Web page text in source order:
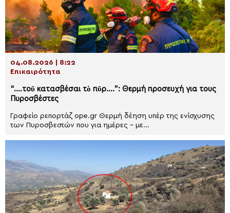
04.08.2026 | 8:22
Επικαιρότητα
“….τοῦ κατασβέσαι τὸ πῦρ….”: Θερμή προσευχή για τους
Πυροσβέστες
Γραφείο ρεπορτάζ ope.gr Θερμή δέηση υπέρ της ενίσχυσης
των Πυροσβεστών που για ημέρες – με...